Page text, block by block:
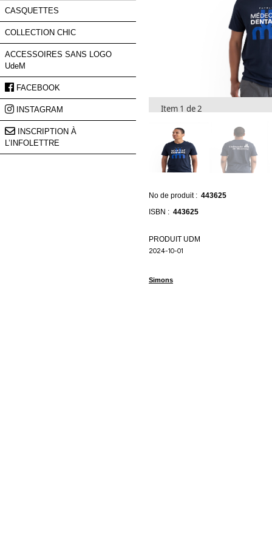
Item 1 de 2
No de produit : 443625
ISBN : 443625
PRODUIT UDM
2024-10-01
Simons
nouveautés
et
de
nos
promotions.
Prénom
Courriel
*